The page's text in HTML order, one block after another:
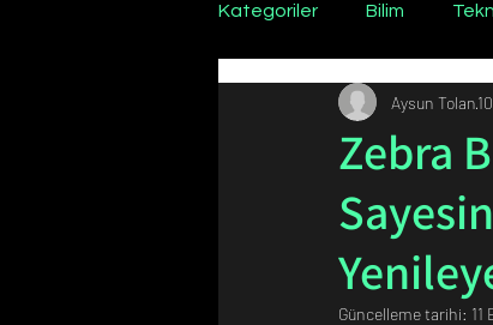
Kategoriler Bilim
Psikoloji / Sosyoloji /
Günün
Zebra
Aysun Tolan
Güncelleme tarihi: 11